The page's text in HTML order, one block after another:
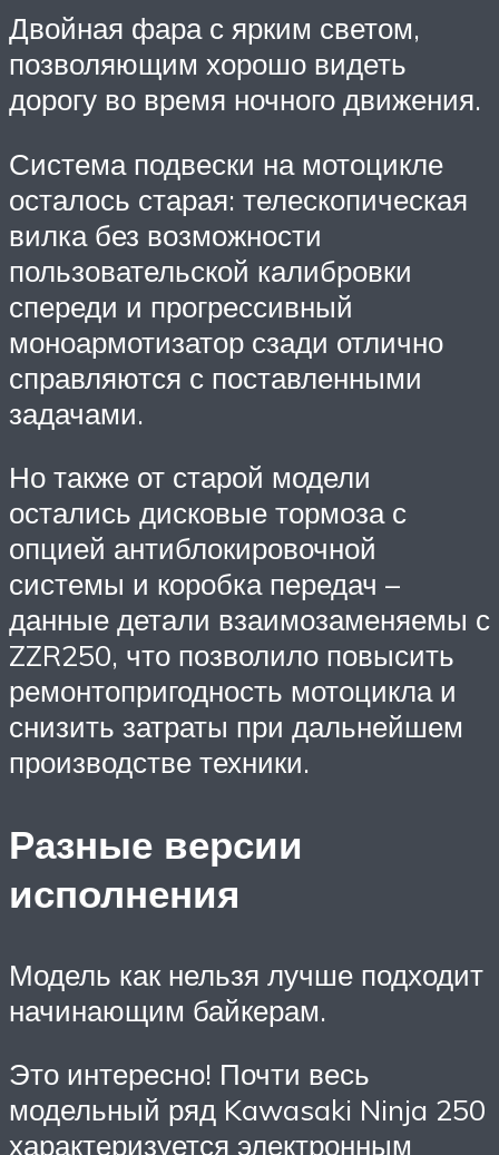
Двойная фара с ярким светом,
позволяющим хорошо видеть
дорогу во время ночного движения.
Система подвески на мотоцикле
осталось старая: телескопическая
вилка без возможности
пользовательской калибровки
спереди и прогрессивный
моноармотизатор сзади отлично
справляются с поставленными
задачами.
Но также от старой модели
остались дисковые тормоза с
опцией антиблокировочной
системы и коробка передач –
данные детали взаимозаменяемы с
ZZR250, что позволило повысить
ремонтопригодность мотоцикла и
снизить затраты при дальнейшем
производстве техники.
Разные версии
исполнения
Модель как нельзя лучше подходит
начинающим байкерам.
Это интересно! Почти весь
модельный ряд Kawasaki Ninja 250
характеризуется электронным